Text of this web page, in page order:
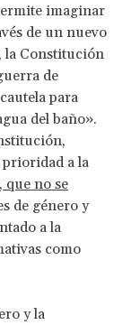
imaginar
de un nuevo
la Constitución
de
para
del baño».
prioridad a la
, que no se
de género y
a la
como
y la